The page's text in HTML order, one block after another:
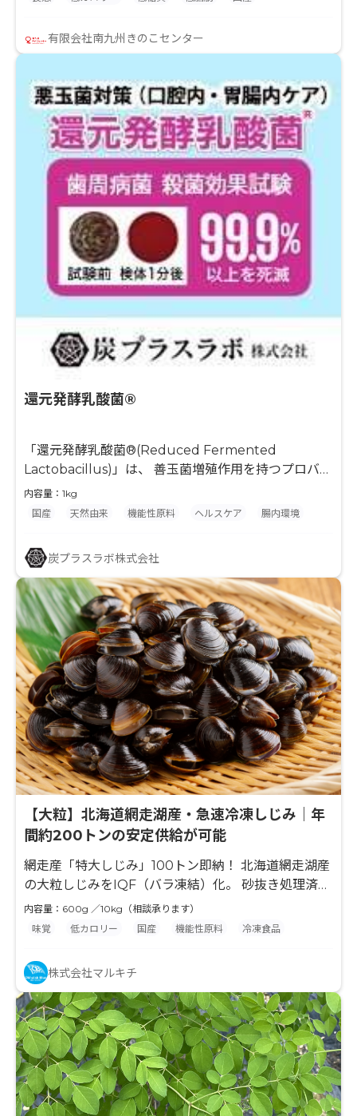
果、当社では独自にえのき茸の乾燥品で「大腸菌群陰
性」を確立させました。
有限会社南九州きのこセンター
還元発酵乳酸菌®
「還元発酵乳酸菌®(Reduced Fermented
Lactobacillus)」は、 善玉菌増殖作用を持つプロバイ
オティクス(乳酸菌 1000億個/g以上)であると共に、
乳酸菌の代謝物である発酵エキスを含む「 抗糖化 と
るインナービューティ(内面美容)素材です。
内容量：1kg
国産
天然由来 機能性原料 ヘルスケア 腸内環境
炭プラスラボ株式会社
【大粒】北海道網走湖産・急速冷凍しじみ｜年
間約200トンの安定供給が可能
網走産「特大しじみ」100トン即納！ 北海道網走湖産
の大粒しじみをIQF（バラ凍結）化。 砂抜き処理済み
で調理工程を大幅短縮可能です。※天然物のため稀に
砂が残る場合がございます。 【圧倒的な具材感】 一
主役級のインパクトを誇ります。 クセのない上品な味
わいはパスタやパエリア、酒蒸し等、和洋中のメイン
具材に最適。 【供給体制】 現在、自社倉庫に約100ト
ンの即納在庫を保有。年間約200トンの供給体制で大
口案件にも柔軟に対応いたします。 ※漁獲状況により
変動あり。
内容量：600g ／10kg（相談承ります）
味覚
低カロリー 国産 機能性原料 冷凍食品
株式会社マルキチ